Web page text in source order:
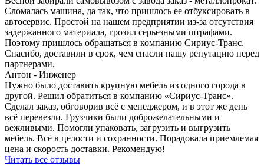
Сломалась машина, да так, что пришлось ее отбуксировать в
автосервис. Простой на нашем предприятии из-за отсутствия
задержанного материала, грозил серьезными штрафами.
Поэтому пришлось обращаться в компанию Сириус-Транс.
Спасибо, доставили в срок, чем спасли нашу репутацию перед
партнерами.
Антон - Инженер
Нужно было доставить крупную мебель из одного города в
другой. Решил обратиться в компанию «Сириус-Транс».
Сделал заказ, обговорив всё с менеджером, и в этот же день
всё перевезли. Грузчики были доброжелательными и
вежливыми. Помогли упаковать, загрузить и выгрузить
мебель. Всё в целости и сохранности. Порадовала приемлемая
цена и скорость доставки. Рекомендую!
Читать все отзывы